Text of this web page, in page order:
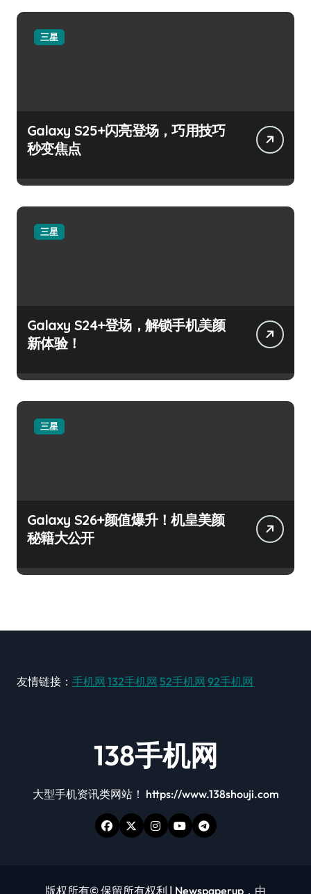
三星
Galaxy S25+闪亮登场，巧用技巧
秒变焦点
三星
Galaxy S24+登场，解锁手机美颜
新体验！
三星
Galaxy S26+颜值爆升！机皇美颜
秘籍大公开
友情链接： 手机网 132手机网 52手机网 92手机网
138手机网
大型手机资讯类网站！ https://www.138shouji.com
版权所有© 保留所有权利 | Newspaperup ，由